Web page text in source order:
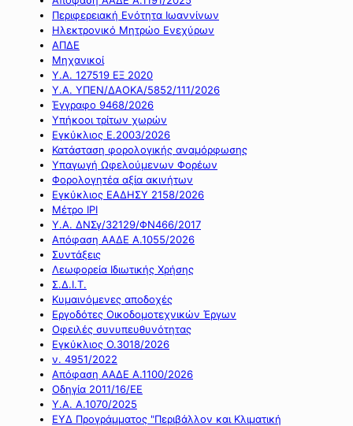
Περιφερειακή Ενότητα Ιωαννίνων
Ηλεκτρονικό Μητρώο Ενεχύρων
ΑΠΔΕ
Μηχανικοί
Υ.Α. 127519 ΕΞ 2020
Υ.Α. ΥΠΕΝ/ΔΑΟΚΑ/5852/111/2026
Έγγραφο 9468/2026
Υπήκοοι τρίτων χωρών
Εγκύκλιος Ε.2003/2026
Κατάσταση φορολογικής αναμόρφωσης
Υπαγωγή Ωφελούμενων Φορέων
Φορολογητέα αξία ακινήτων
Εγκύκλιος ΕΑΔΗΣΥ 2158/2026
Μέτρο IPI
Υ.Α. ΔΝΣγ/32129/ΦΝ466/2017
Απόφαση ΑΑΔΕ Α.1055/2026
Συντάξεις
Λεωφορεία Ιδιωτικής Χρήσης
Σ.Δ.Ι.Τ.
Κυμαινόμενες αποδοχές
Εργοδότες Οικοδομοτεχνικών Έργων
Οφειλές συνυπευθυνότητας
Εγκύκλιος Ο.3018/2026
ν. 4951/2022
Απόφαση ΑΑΔΕ Α.1100/2026
Οδηγία 2011/16/ΕΕ
Υ.Α. Α.1070/2025
ΕΥΔ Προγράμματος "Περιβάλλον και Κλιματική